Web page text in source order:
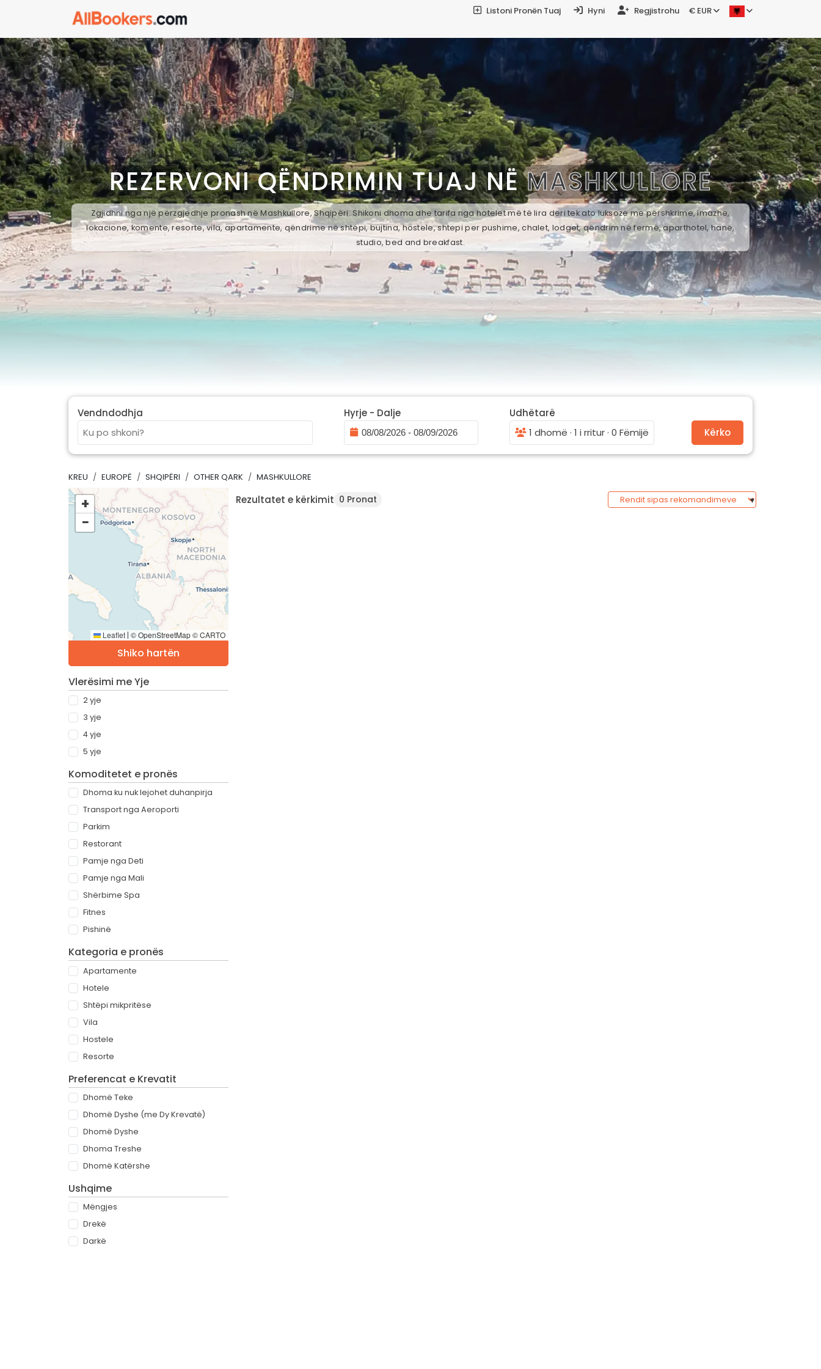
Listoni Pronën Tuaj Hyni Regjistrohu € EUR
REZERVONI QËNDRIMIN TUAJ NËMASHKULLORE
Zgjidhni nga një përzgjedhje pronash në Mashkullore, Shqipëri. Shikoni dhoma dhe tarifa nga hotelet më të lira deri tek ato luksoze me përshkrime, imazhe,
lokacione, komente, resorte, vila, apartamente, qëndrime në shtëpi, bujtina, hostele, shtepi per pushime, chalet, lodget, qëndrim në fermë, aparthotel, hanë,
studio, bed and breakfast.
Vendndodhja Hyrje - Dalje
Udhëtarë
1 dhomë · 1 i rritur · 0 Fëmijë
Kërko
KREU EUROPË SHQIPËRI OTHER QARK MASHKULLORE
+
−
Leaflet | © OpenStreetMap © CARTO
Shiko hartën
Vlerësimi me Yje
2 yje
3 yje
4 yje
5 yje
Komoditetet e pronës
Dhoma ku nuk lejohet duhanpirja
Transport nga Aeroporti
Parkim
Restorant
Pamje nga Deti
Pamje nga Mali
Shërbime Spa
Fitnes
Pishinë
Kategoria e pronës
Apartamente
Hotele
Shtëpi mikpritëse
Vila
Hostele
Resorte
Preferencat e Krevatit
Dhomë Teke
Dhomë Dyshe (me Dy Krevatë)
Dhomë Dyshe
Dhoma Treshe
Dhomë Katërshe
Ushqime
Mëngjes
Drekë
Darkë
Rezultatet e kërkimit 0 Pronat